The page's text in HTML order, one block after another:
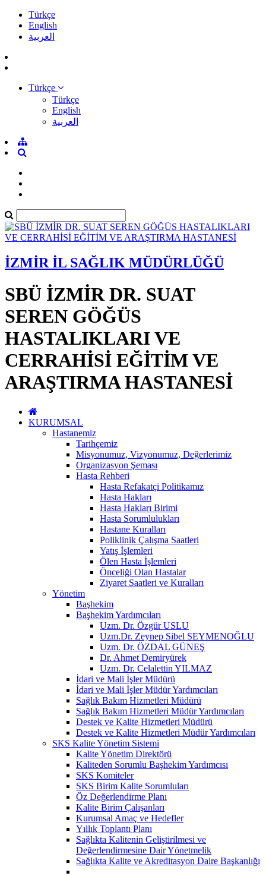
Türkçe
English
العربية
Türkçe
Türkçe
English
العربية
İZMİR İL SAĞLIK MÜDÜRLÜĞÜ
SBÜ İZMİR DR. SUAT
SEREN GÖĞÜS
HASTALIKLARI VE
CERRAHİSİ EĞİTİM VE
ARAŞTIRMA HASTANESİ
KURUMSAL
Hastanemiz
Tarihçemiz
Misyonumuz, Vizyonumuz, Değerlerimiz
Organizasyon Şeması
Hasta Rehberi
Hasta Refakatçi Politikamız
Hasta Hakları
Hasta Hakları Birimi
Hasta Sorumlulukları
Hastane Kuralları
Poliklinik Çalışma Saatleri
Yatış İşlemleri
Ölen Hasta İşlemleri
Önceliği Olan Hastalar
Ziyaret Saatleri ve Kuralları
Yönetim
Başhekim
Başhekim Yardımcıları
Uzm. Dr. Özgür USLU
Uzm.Dr. Zeynep Sibel SEYMENOĞLU
Uzm. Dr. ÖZDAL GÜNEŞ
Dr. Ahmet Demiryürek
Uzm. Dr. Celalettin YILMAZ
İdari ve Mali İşler Müdürü
İdari ve Mali İşler Müdür Yardımcıları
Sağlık Bakım Hizmetleri Müdürü
Sağlık Bakım Hizmetleri Müdür Yardımcıları
Destek ve Kalite Hizmetleri Müdürü
Destek ve Kalite Hizmetleri Müdür Yardımcıları
SKS Kalite Yönetim Sistemi
Kalite Yönetim Direktörü
Kaliteden Sorumlu Başhekim Yardımcısı
SKS Komiteler
SKS Birim Kalite Sorumluları
Öz Değerlendirme Planı
Kalite Birim Çalışanları
Kurumsal Amaç ve Hedefler
Yıllık Toplantı Planı
Sağlıkta Kalitenin Geliştirilmesi ve
Değerlendirmesine Dair Yönetmelik
Sağlıkta Kalite ve Akreditasyon Daire Başkanlığı